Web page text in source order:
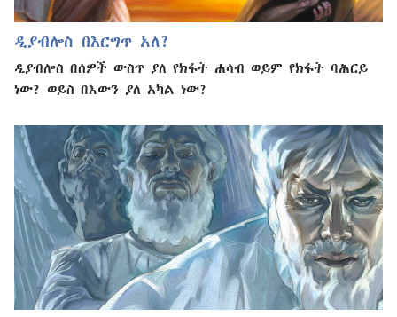
ዲያብሎስ በእርግጥ አለ?
ዲያብሎስ በሰዎች ውስጥ ያለ የክፋት ሐሳብ ወይም የክፋት ባሕርይ
ነው? ወይስ በእውን ያለ አካል ነው?